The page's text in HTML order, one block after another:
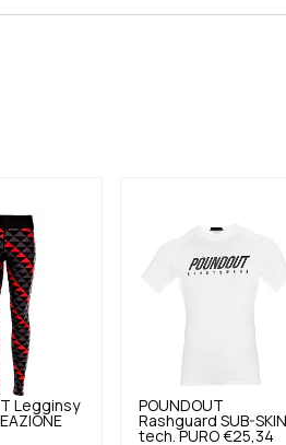
Legginsy
POUNDOUT
Rashguard SUB-SKIN
tech. PURO €25,34